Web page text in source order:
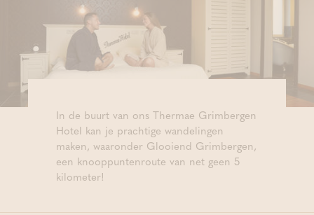
In de buurt van ons Thermae Grimbergen
Hotel kan je prachtige wandelingen
maken, waaronder Glooiend Grimbergen,
een knooppuntenroute van net geen 5
kilometer!